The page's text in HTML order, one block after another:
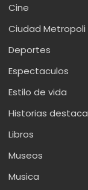
Cine
Ciudad Metropoli
Deportes
Espectaculos
Estilo de vida
Historias
Libros
Museos
Musica